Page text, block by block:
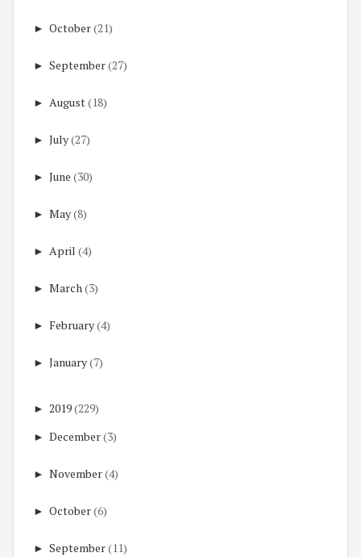
► October(21)
► September(27)
► August(18)
► July(27)
► June (30)
► May(8)
► April (4)
► March(3)
► February(4)
► January(7)
► 2019(229)
► December(3)
► November(4)
► October(6)
► September(11)